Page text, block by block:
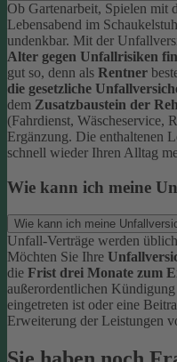
Ob Gartenarbeit, Spielen mit
Lebensabend im
undenkbar. Mit der
Alter gegen Unfallrisiken
gut so, denn als Rentner
die gesetzliche
dem Zusatzbaustein der
(Fahrdienst, Wäscheservice,
Ergänzung. Die enthaltenen
schnell wieder Ihren Alltag
Wie kann ich meine
Wie kann ich meine
Unfall-Verträge werden
Möchten Sie Ihre
die Frist drei Monate zum
außerordentlichen
eingetreten ist oder eine
Erweiterung der Leistungen